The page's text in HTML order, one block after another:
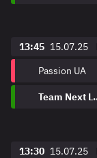
13:45 15.07.25
Passion UA
13:30 15.07.25